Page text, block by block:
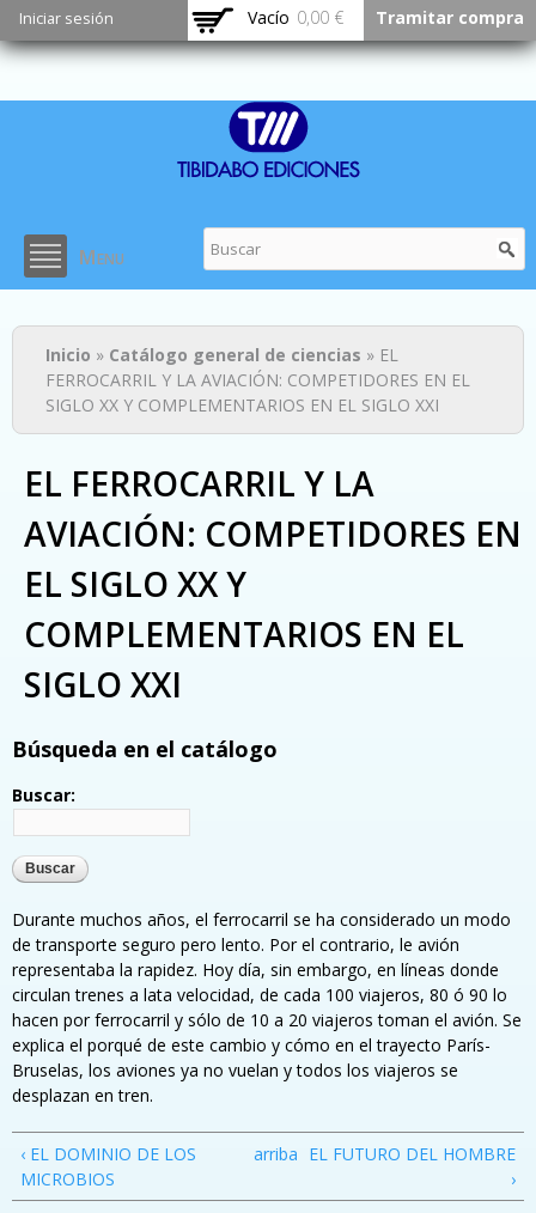
Pasar al
contenido
principal
Iniciar sesión Vacío 0,00 € Tramitar compra
Menu
Usted está aquí
Inicio » Catálogo general de ciencias » EL
FERROCARRIL Y LA AVIACIÓN: COMPETIDORES EN EL
SIGLO XX Y COMPLEMENTARIOS EN EL SIGLO XXI
EL FERROCARRIL Y LA
AVIACIÓN: COMPETIDORES EN
EL SIGLO XX Y
COMPLEMENTARIOS EN EL
SIGLO XXI
Búsqueda en el catálogo
Buscar:
Durante muchos años, el ferrocarril se ha considerado un modo
de transporte seguro pero lento. Por el contrario, le avión
representaba la rapidez. Hoy día, sin embargo, en líneas donde
circulan trenes a lata velocidad, de cada 100 viajeros, 80 ó 90 lo
hacen por ferrocarril y sólo de 10 a 20 viajeros toman el avión. Se
explica el porqué de este cambio y cómo en el trayecto París-
Bruselas, los aviones ya no vuelan y todos los viajeros se
desplazan en tren.
‹ EL DOMINIO DE LOS
MICROBIOS
arriba EL FUTURO DEL HOMBRE
›